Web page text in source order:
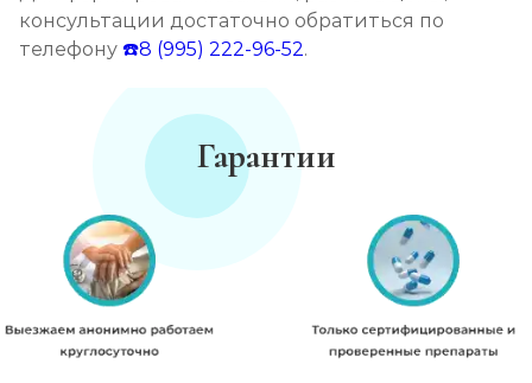
консультации достаточно обратиться по
телефону ☎️8 (995) 222-96-52.
Гарантии